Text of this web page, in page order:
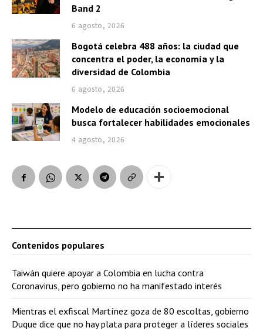
Band 2
6 agosto, 2026
Bogotá celebra 488 años: la ciudad que
concentra el poder, la economía y la
diversidad de Colombia
6 agosto, 2026
Modelo de educación socioemocional
busca fortalecer habilidades emocionales
4 agosto, 2026
Contenidos populares
Taiwán quiere apoyar a Colombia en lucha contra
Coronavirus, pero gobierno no ha manifestado interés
Mientras el exfiscal Martínez goza de 80 escoltas, gobierno
Duque dice que no hay plata para proteger a líderes sociales